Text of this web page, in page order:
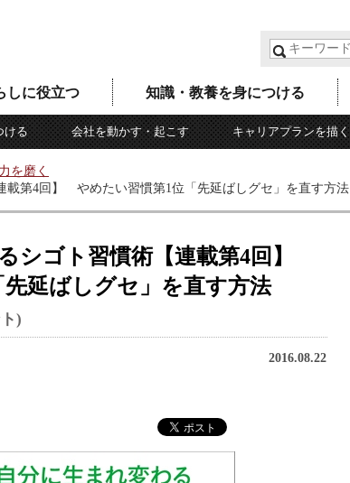
ける 会社を動かす・起こす キャリアプランを描く
しに役立つ 知識・教養を身につける
を磨く
第4回】 やめたい習慣第1位「先延ばしグセ」を直す方法
シゴト習慣術【連載第4回】
延ばしグセ」を直す方法
)
2016.08.22